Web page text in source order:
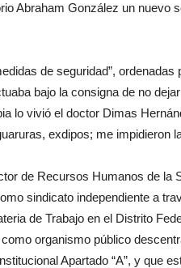
Abraham González un nuevo
de seguridad”,
bajo la consigna de no
lo vivió el doctor Dimas
exdipos; me impidieron
de Recursos Humanos de la
sindicato independiente a
de Trabajo en el Distrito
organismo público
Apartado “A”, y que